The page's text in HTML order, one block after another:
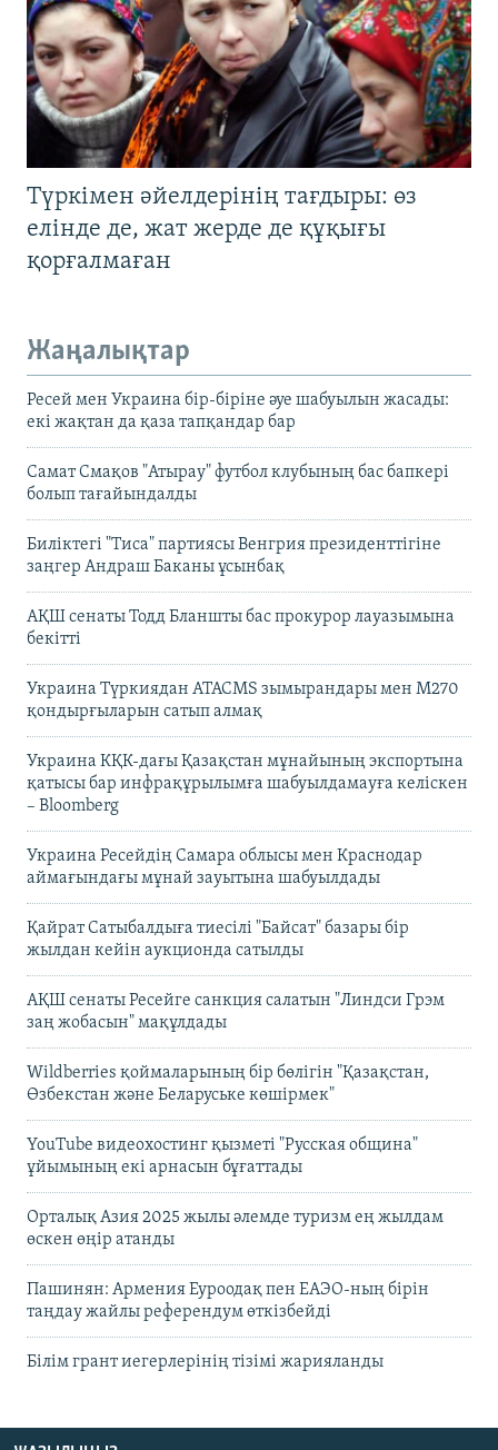
Түркімен әйелдерінің тағдыры: өз
елінде де, жат жерде де құқығы
қорғалмаған
Жаңалықтар
Ресей мен Украина бір-біріне әуе шабуылын жасады:
екі жақтан да қаза тапқандар бар
Самат Смақов "Атырау" футбол клубының бас бапкері
болып тағайындалды
Биліктегі "Тиса" партиясы Венгрия президенттігіне
заңгер Андраш Баканы ұсынбақ
АҚШ сенаты Тодд Бланшты бас прокурор лауазымына
бекітті
Украина Түркиядан ATACMS зымырандары мен M270
қондырғыларын сатып алмақ
Украина КҚК-дағы Қазақстан мұнайының экспортына
қатысы бар инфрақұрылымға шабуылдамауға келіскен
– Bloomberg
Украина Ресейдің Самара облысы мен Краснодар
аймағындағы мұнай зауытына шабуылдады
Қайрат Сатыбалдыға тиесілі "Байсат" базары бір
жылдан кейін аукционда сатылды
АҚШ сенаты Ресейге санкция салатын "Линдси Грэм
заң жобасын" мақұлдады
Wildberries қоймаларының бір бөлігін "Қазақстан,
Өзбекстан және Беларуське көшірмек"
YouTube видеохостинг қызметі "Русская община"
ұйымының екі арнасын бұғаттады
Орталық Азия 2025 жылы әлемде туризм ең жылдам
өскен өңір атанды
Пашинян: Армения Еуроодақ пен ЕАЭО-ның бірін
таңдау жайлы референдум өткізбейді
Білім грант иегерлерінің тізімі жарияланды